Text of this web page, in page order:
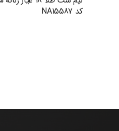
کد NA15587